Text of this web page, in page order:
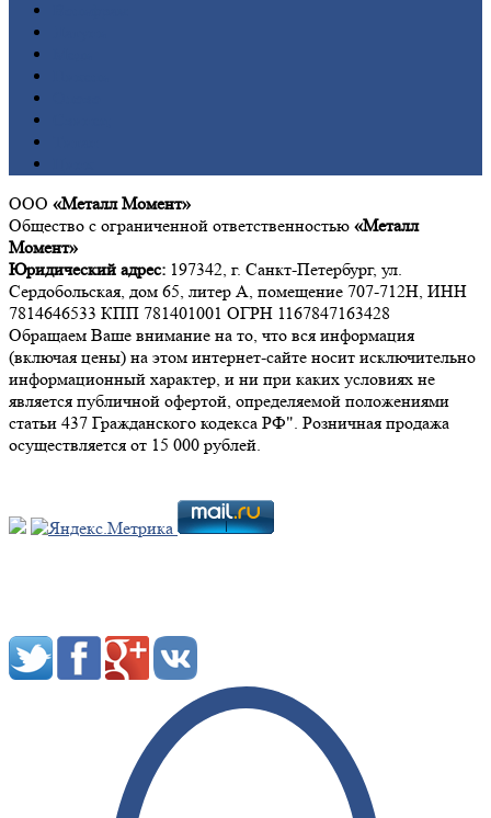
ООО «Металл Момент»
Общество с ограниченной ответственностью «Металл
Момент»
Юридический адрес: 197342, г. Санкт-Петербург, ул.
Сердобольская, дом 65, литер А, помещение 707-712Н, ИНН
7814646533 КПП 781401001 ОГРН 1167847163428
Обращаем Ваше внимание на то, что вся информация
(включая цены) на этом интернет-сайте носит исключительно
информационный характер, и ни при каких условиях не
является публичной офертой, определяемой положениями
статьи 437 Гражданского кодекса РФ". Розничная продажа
осуществляется от 15 000 рублей.